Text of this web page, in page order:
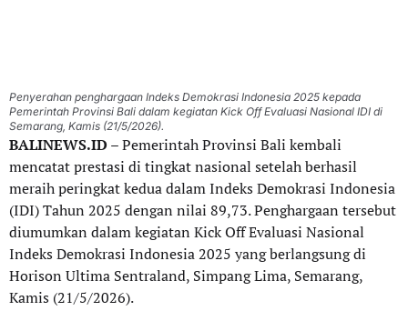
Penyerahan penghargaan Indeks Demokrasi Indonesia 2025 kepada
Pemerintah Provinsi Bali dalam kegiatan Kick Off Evaluasi Nasional IDI di
Semarang, Kamis (21/5/2026).
BALINEWS.ID– Pemerintah Provinsi Bali kembali
mencatat prestasi di tingkat nasional setelah berhasil
meraih peringkat kedua dalam Indeks Demokrasi Indonesia
(IDI) Tahun 2025 dengan nilai 89,73. Penghargaan tersebut
diumumkan dalam kegiatan Kick Off Evaluasi Nasional
Indeks Demokrasi Indonesia 2025 yang berlangsung di
Horison Ultima Sentraland, Simpang Lima, Semarang,
Kamis (21/5/2026).